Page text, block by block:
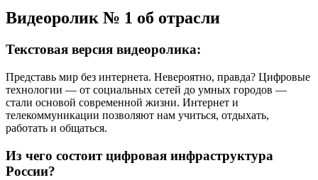
Видеоролик № 1 об отрасли
Текстовая версия видеоролика:
Представь мир без интернета. Невероятно, правда? Цифровые
технологии — от социальных сетей до умных городов —
стали основой современной жизни. Интернет и
телекоммуникации позволяют нам учиться, отдыхать,
работать и общаться.
Из чего состоит цифровая инфраструктура
России?